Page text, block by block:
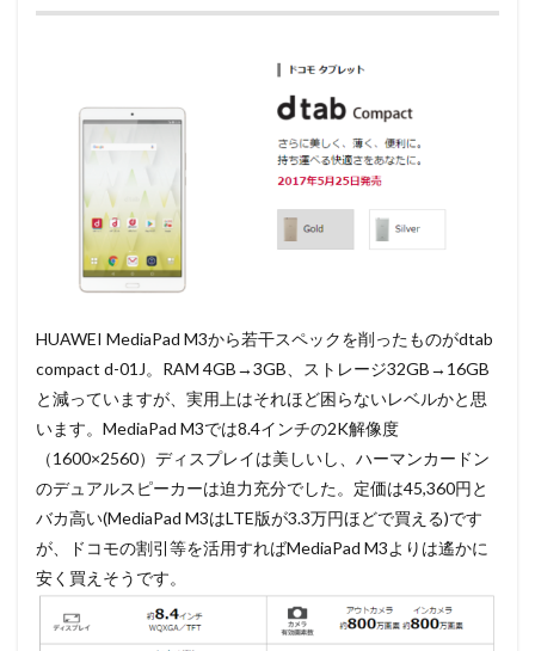
HUAWEI MediaPad M3から若干スペックを削ったものがdtab
compact d-01J。RAM 4GB→3GB、ストレージ32GB→16GB
と減っていますが、実用上はそれほど困らないレベルかと思
います。MediaPad M3では8.4インチの2K解像度
（1600×2560）ディスプレイは美しいし、ハーマンカードン
のデュアルスピーカーは迫力充分でした。定価は45,360円と
バカ高い(MediaPad M3はLTE版が3.3万円ほどで買える)です
が、ドコモの割引等を活用すればMediaPad M3よりは遙かに
安く買えそうです。